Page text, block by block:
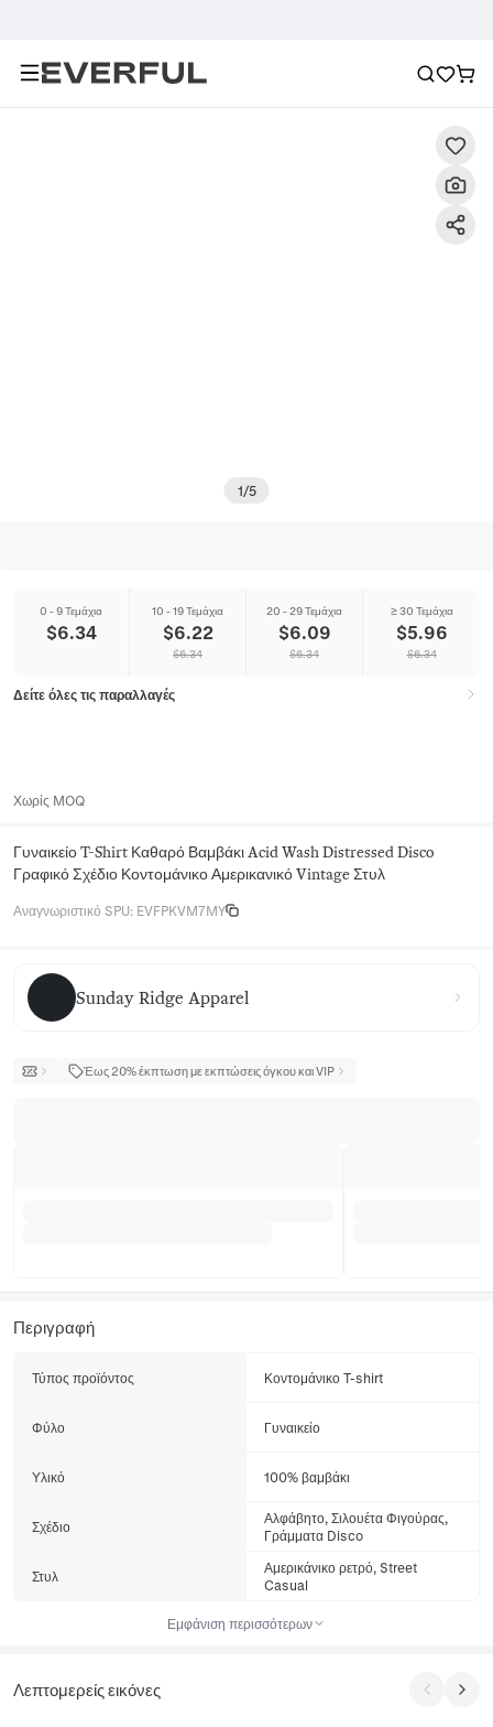
1/5
0 - 9 Τεμάχια
$6.34
10 - 19 Τεμάχια
$6.22
$6.34
20 - 29 Τεμάχια
$6.09
$6.34
≥ 30 Τεμάχια
$5.96
$6.34
Δείτε όλες τις παραλλαγές
Χωρίς MOQ
Γυναικείο T-Shirt Καθαρό Βαμβάκι Acid Wash Distressed Disco
Γραφικό Σχέδιο Κοντομάνικο Αμερικανικό Vintage Στυλ
Αναγνωριστικό SPU: EVFPKVM7MY
Sunday Ridge Apparel
Sunday Ridge Apparel
Έως 20% έκπτωση με εκπτώσεις όγκου και VIP
Περιγραφή
Τύπος προϊόντος Κοντομάνικο T-shirt
Φύλο Γυναικείο
Υλικό 100% βαμβάκι
Σχέδιο
Αλφάβητο, Σιλουέτα Φιγούρας,
Γράμματα Disco
Στυλ
Αμερικάνικο ρετρό, Street
Casual
Εμφάνιση περισσότερων
Λεπτομερείς εικόνες